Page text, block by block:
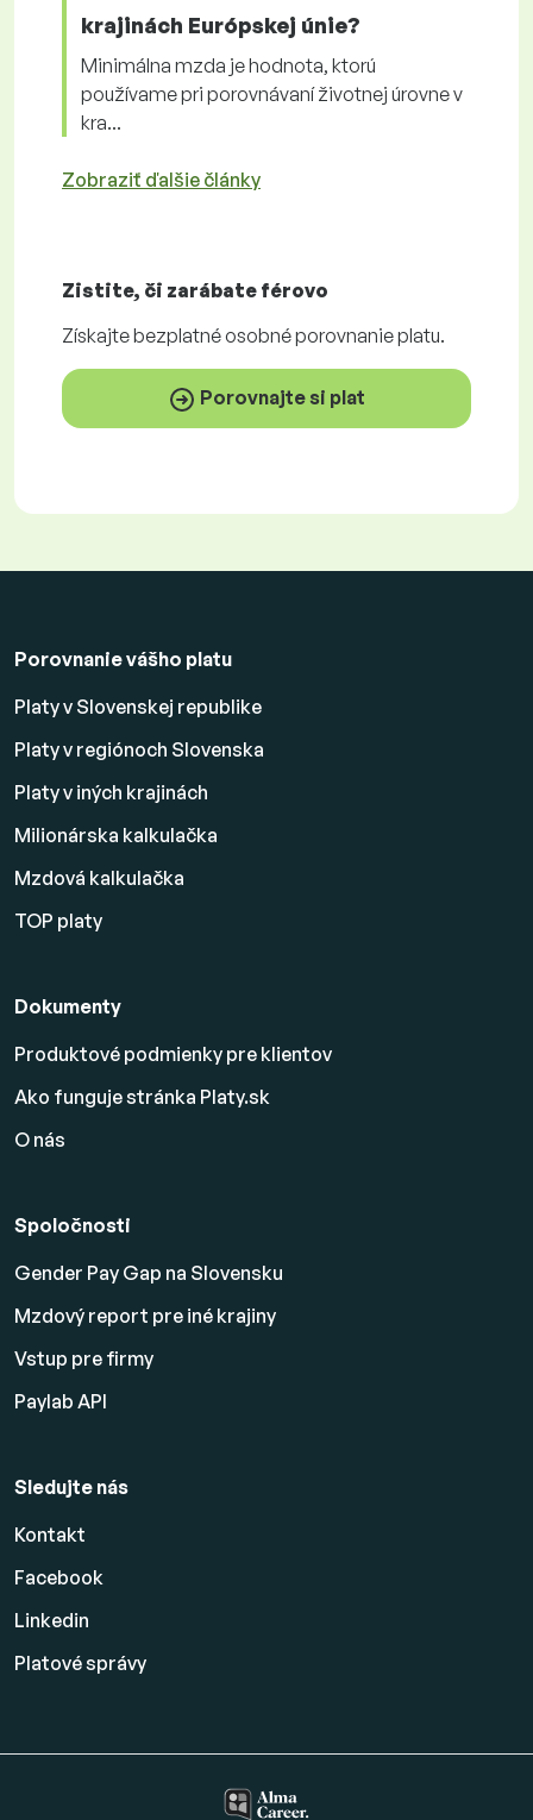
krajinách Európskej únie?
Minimálna mzda je hodnota, ktorú
používame pri porovnávaní životnej úrovne v
kra...
Zobraziť ďalšie články
Zistite, či zarábate férovo
Získajtebezplatnéosobné porovnanie platu.
Porovnajte si plat
Porovnanie vášho platu
Platy v Slovenskej republike
Platy v regiónoch Slovenska
Platy v iných krajinách
Milionárska kalkulačka
Mzdová kalkulačka
TOP platy
Dokumenty
Produktové podmienky pre klientov
Ako funguje stránka Platy.sk
O nás
Spoločnosti
Gender Pay Gap na Slovensku
Mzdový report pre iné krajiny
Vstup pre firmy
Paylab API
Sledujte nás
Kontakt
Facebook
Linkedin
Platovésprávy